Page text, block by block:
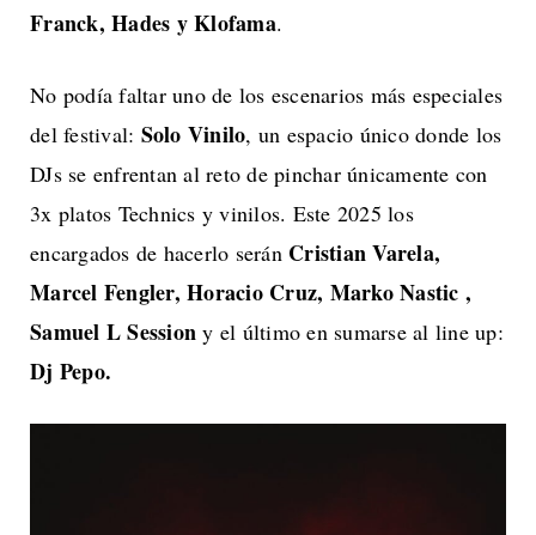
Franck, Hades y Klofama.
No podía faltar uno de los escenarios más especiales
del festival: Solo Vinilo, un espacio único donde los
DJs se enfrentan al reto de pinchar únicamente con
3x platos Technics y vinilos. Este 2025 los
encargados de hacerlo serán Cristian Varela,
Marcel Fengler, Horacio Cruz, Marko Nastic ,
Samuel L Session y el último en sumarse al line up:
Dj Pepo.